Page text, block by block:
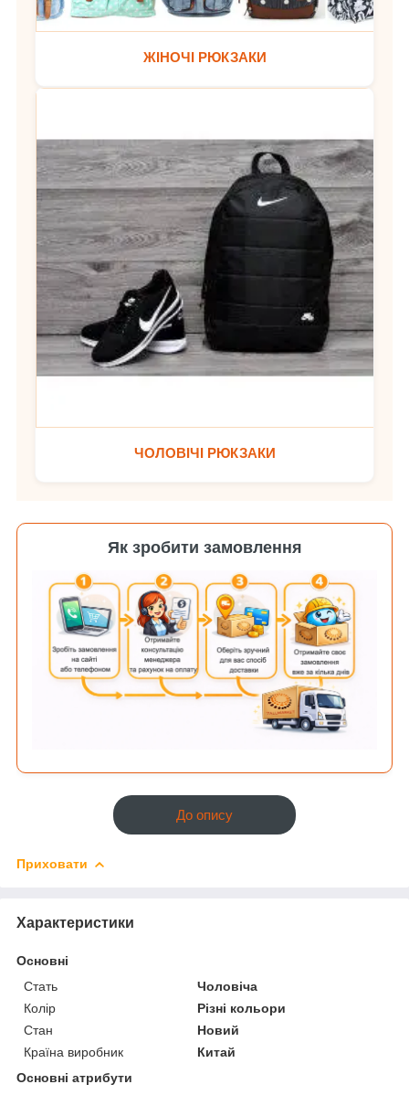
ЖІНОЧІ РЮКЗАКИ
ЧОЛОВІЧІ РЮКЗАКИ
Як зробити замовлення
До опису
Приховати
Характеристики
Основні
Стать
Чоловіча
Колір
Різні кольори
Стан
Новий
Країна виробник
Китай
Основні атрибути